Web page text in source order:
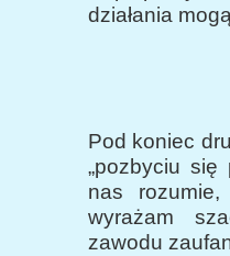
działania
Pod koniec
„pozbyciu się
nas
wyrażam
zawodu